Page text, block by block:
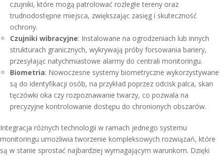
czujniki, które mogą patrolować rozległe tereny oraz
trudnodostępne miejsca, zwiększając zasięg i skuteczność
ochrony.
Czujniki wibracyjne: Instalowane na ogrodzeniach lub innych
strukturach granicznych, wykrywają próby forsowania bariery,
przesyłając natychmiastowe alarmy do centrali monitoringu.
Biometria: Nowoczesne systemy biometryczne wykorzystywane
są do identyfikacji osób, na przykład poprzez odcisk palca, skan
tęczówki oka czy rozpoznawanie twarzy, co pozwala na
precyzyjne kontrolowanie dostępu do chronionych obszarów.
Integracja różnych technologii w ramach jednego systemu
monitoringu umożliwia tworzenie kompleksowych rozwiązań, które
są w stanie sprostać najbardziej wymagającym warunkom. Dzięki